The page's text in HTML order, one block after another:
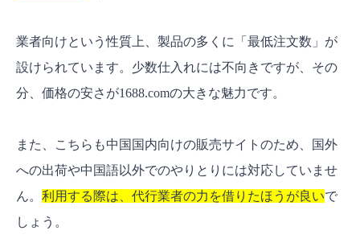
業者向けという性質上、製品の多くに「最低注文数」が
設けられています。少数仕入れには不向きですが、その
分、価格の安さが1688.comの大きな魅力です。
また、こちらも中国国内向けの販売サイトのため、国外
への出荷や中国語以外でのやりとりには対応していませ
ん。 利用する際は、代行業者の力を借りたほうが良いで
しょう。